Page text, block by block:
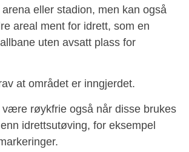
eller stadion, men kan også
areal ment for idrett, som en
uten avsatt plass for
at området er inngjerdet.
være røykfrie også når disse brukes
idrettsutøving, for eksempel